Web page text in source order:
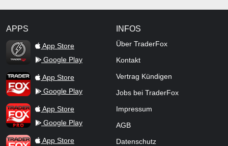
APPS
TraderFox Flash
App Store
Google Play
TraderFox AppApp Store
Google Play
TraderFox ProApp Store
Google Play
TraderFox dpa-AFX ProFeed
App Store
INFOS
Über TraderFox
Kontakt
Vertrag Kündigen
Jobs bei TraderFox
Impressum
AGB
Datenschutz